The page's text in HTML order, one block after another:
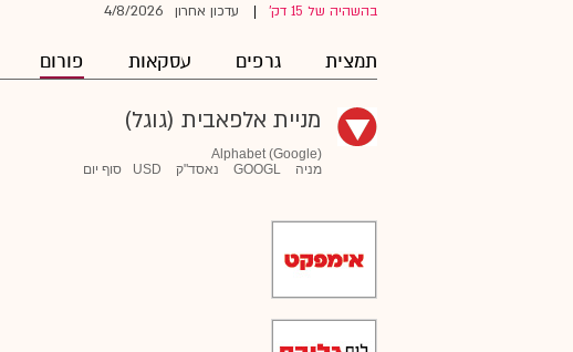
בהשהיה של 15 דק' עדכון אחרון 4/8/2026
תמצית גרפים עסקאות פורום
מניית אלפאבית (גוגל)
Alphabet (Google)
מניה
GOOGL נאסד"ק USD סוף יום